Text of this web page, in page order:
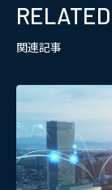
関連記事